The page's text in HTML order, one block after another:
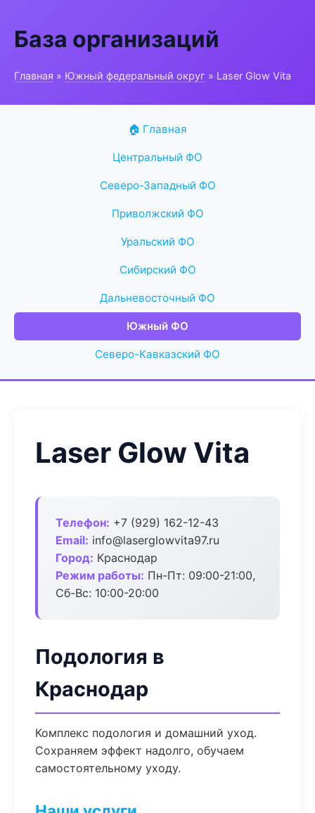
База организаций
Главная » Южный федеральный округ » Laser Glow Vita
🏠 Главная
Центральный ФО
Северо-Западный ФО
Приволжский ФО
Уральский ФО
Сибирский ФО
Дальневосточный ФО
Южный ФО
Северо-Кавказский ФО
Laser Glow Vita
Телефон: +7 (929) 162-12-43
Email: info@laserglowvita97.ru
Город: Краснодар
Режим работы: Пн-Пт: 09:00-21:00,
Сб-Вс: 10:00-20:00
Подология в
Краснодар
Комплекс подология и домашний уход.
Сохраняем эффект надолго, обучаем
самостоятельному уходу.